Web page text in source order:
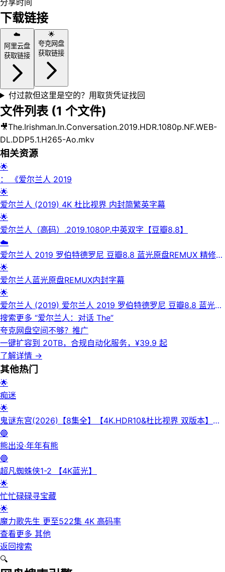
分享时间
下载链接
☁️
阿里云盘
获取链接
🌟
夸克网盘
获取链接
付过款但这里是空的？用取货凭证找回
文件列表 (1 个文件)
🎥The.Irishman.In.Conversation.2019.HDR.1080p.NF.WEB-
DL.DDP5.1.H265-Ao.mkv
相关资源
🌟
： 《爱尔兰人 2019
🌟
爱尔兰人 (2019) 4K 杜比视界 内封简繁英字幕
🌟
爱尔兰人（高码）.2019.1080P.中英双字【豆瓣8.8】
☁️
爱尔兰人 2019 罗伯特德罗尼 豆瓣8.8 蓝光原盘REMUX 精修简
繁中字 41G 老K
🌟
爱尔兰人蓝光原盘REMUX内封字幕
🌟
爱尔兰人 (2019) 爱尔兰人 2019 罗伯特德罗尼 豆瓣8.8 蓝光原
盘REMUX 精修简繁中字 41G 老K
搜索更多 “爱尔兰人：对话 The”
夸克网盘空间不够？ 推广
一键扩容到 20TB，合规自动化服务，¥39.9 起
了解详情 →
其他热门
🌟
痴迷
🌟
鬼谜东宫(2026)【8集全】【4K.HDR10&杜比视界 双版本】
【高码率】【内封简繁英】【杜比全景声】
🔵
熊出没·年年有熊
🔵
超凡蜘蛛侠1-2 【4K蓝光】
🌟
忙忙碌碌寻宝藏
🌟
魔力歌先生 更至522集 4K 高码率
查看更多 其他
返回搜索
🔍